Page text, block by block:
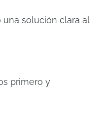
solución clara al
primero y